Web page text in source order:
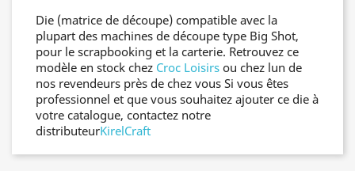
Die (matrice de découpe) compatible avec la
plupart des machines de découpe type Big Shot,
pour le scrapbooking et la carterie. Retrouvez ce
modèle en stock chez Croc Loisirs ou chez lun de
nos revendeurs près de chez vous Si vous êtes
professionnel et que vous souhaitez ajouter ce die à
votre catalogue, contactez notre
distributeurKirelCraft